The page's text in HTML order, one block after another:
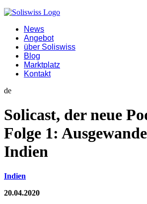
News
Angebot
über Soliswiss
Blog
Marktplatz
Kontakt
de
Solicast, der neue
Folge 1:
Indien
Indien
20.04.2020